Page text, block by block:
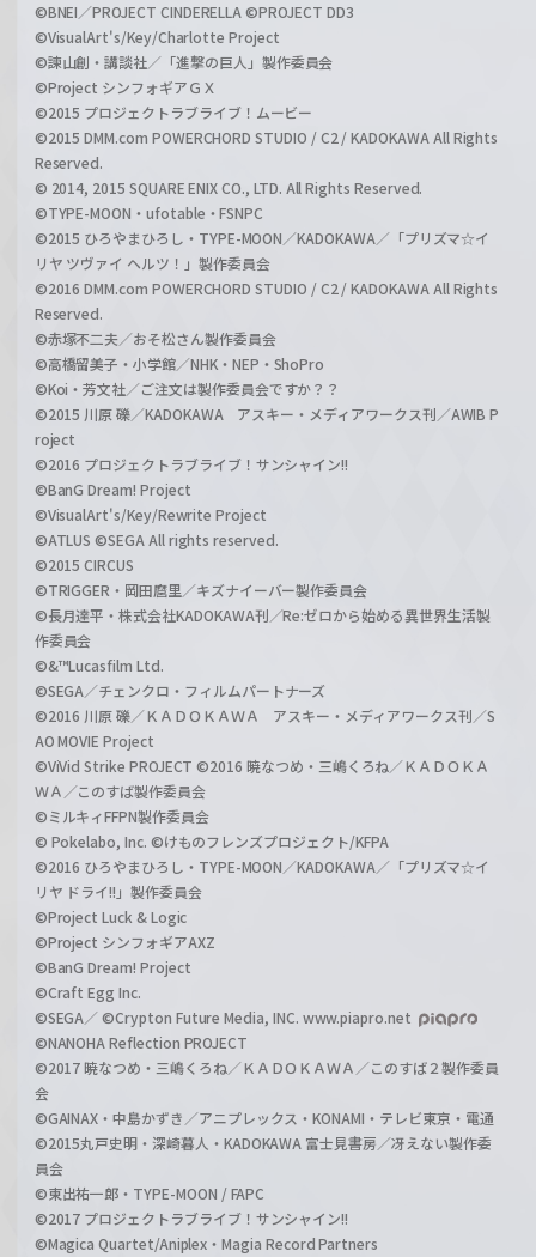
©BNEI／PROJECT CINDERELLA ©PROJECT DD3
©VisualArt's/Key/Charlotte Project
©諫山創・講談社／「進撃の巨人」製作委員会
©Project シンフォギアＧＸ
©2015 プロジェクトラブライブ！ムービー
©2015 DMM.com POWERCHORD STUDIO / C2 / KADOKAWA All Rights
Reserved.
© 2014, 2015 SQUARE ENIX CO., LTD. All Rights Reserved.
©TYPE-MOON・ufotable・FSNPC
©2015 ひろやまひろし・TYPE-MOON／KADOKAWA／「プリズマ☆イ
リヤ ツヴァイ ヘルツ！」製作委員会
©2016 DMM.com POWERCHORD STUDIO / C2 / KADOKAWA All Rights
Reserved.
©赤塚不二夫／おそ松さん製作委員会
©高橋留美子・小学館／NHK・NEP・ShoPro
©Koi・芳文社／ご注文は製作委員会ですか？？
©2015 川原 礫／KADOKAWA アスキー・メディアワークス刊／AWIB P
roject
©2016 プロジェクトラブライブ！サンシャイン!!
©BanG Dream! Project
©VisualArt's/Key/Rewrite Project
©ATLUS ©SEGA All rights reserved.
©2015 CIRCUS
©TRIGGER・岡田麿里／キズナイーバー製作委員会
©長月達平・株式会社KADOKAWA刊／Re:ゼロから始める異世界生活製
作委員会
©&™Lucasfilm Ltd.
©SEGA／チェンクロ・フィルムパートナーズ
©2016 川原 礫／ＫＡＤＯＫＡＷＡ アスキー・メディアワークス刊／S
AO MOVIE Project
©ViVid Strike PROJECT ©2016 暁なつめ・三嶋くろね／ＫＡＤＯＫＡ
ＷＡ／このすば製作委員会
©ミルキィFFPN製作委員会
© Pokelabo, Inc. ©けものフレンズプロジェクト/KFPA
©2016 ひろやまひろし・TYPE-MOON／KADOKAWA／「プリズマ☆イ
リヤ ドライ!!」製作委員会
©Project Luck & Logic
©Project シンフォギアAXZ
©BanG Dream! Project
©Craft Egg Inc.
©SEGA／ ©Crypton Future Media, INC. www.piapro.net
©NANOHA Reflection PROJECT
©2017 暁なつめ・三嶋くろね／ＫＡＤＯＫＡＷＡ／このすば２製作委員
会
©GAINAX・中島かずき／アニプレックス・KONAMI・テレビ東京・電通
©2015丸戸史明・深崎暮人・KADOKAWA 富士見書房／冴えない製作委
員会
©東出祐一郎・TYPE-MOON / FAPC
©2017 プロジェクトラブライブ！サンシャイン!!
©Magica Quartet/Aniplex・Magia Record Partners